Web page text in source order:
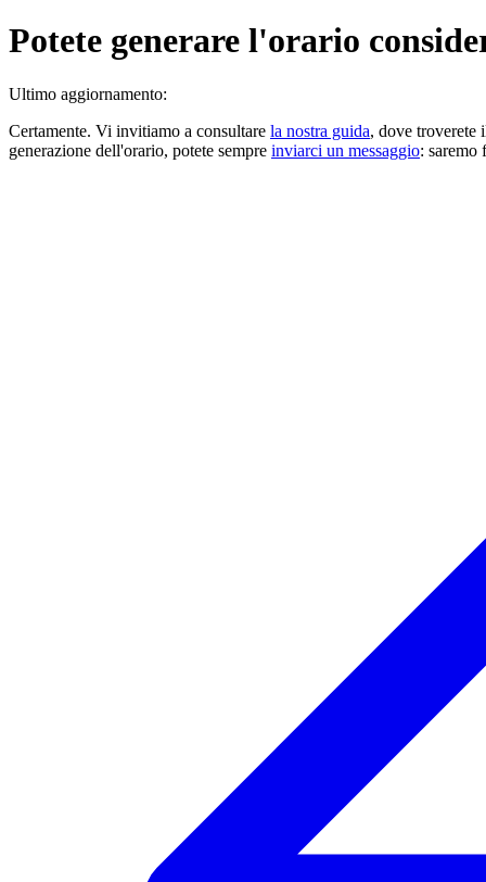
Potete generare l'orario
Ultimo aggiornamento:
Certamente. Vi invitiamo a consultare la nostra guida, dove troverete
generazione dell'orario, potete sempre inviarci un messaggio: saremo